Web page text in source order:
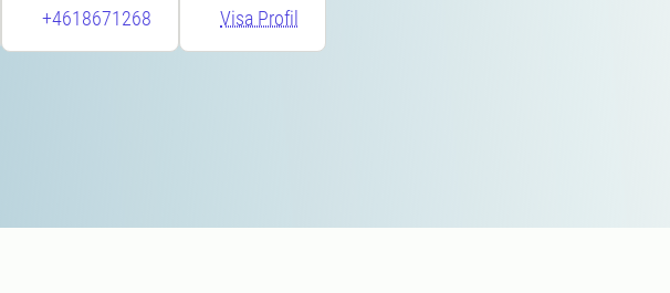
+4618671268 Visa Profil